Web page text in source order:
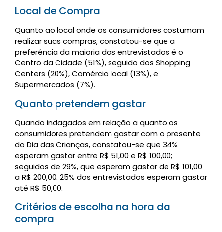
Local de Compra
Quanto ao local onde os consumidores costumam
realizar suas compras, constatou-se que a
preferência da maioria dos entrevistados é o
Centro da Cidade (51%), seguido dos Shopping
Centers (20%), Comércio local (13%), e
Supermercados (7%).
Quanto pretendem gastar
Quando indagados em relação a quanto os
consumidores pretendem gastar com o presente
do Dia das Crianças, constatou-se que 34%
esperam gastar entre R$ 51,00 e R$ 100,00;
seguidos de 29%, que esperam gastar de R$ 101,00
a R$ 200,00. 25% dos entrevistados esperam gastar
até R$ 50,00.
Critérios de escolha na hora da
compra